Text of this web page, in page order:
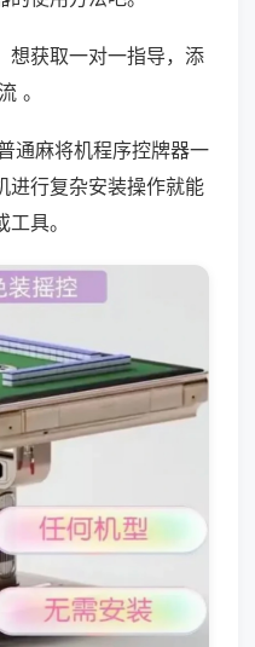
想获取一对一指导，添
。
通麻将机程序控牌器一
进行复杂安装操作就能
具。